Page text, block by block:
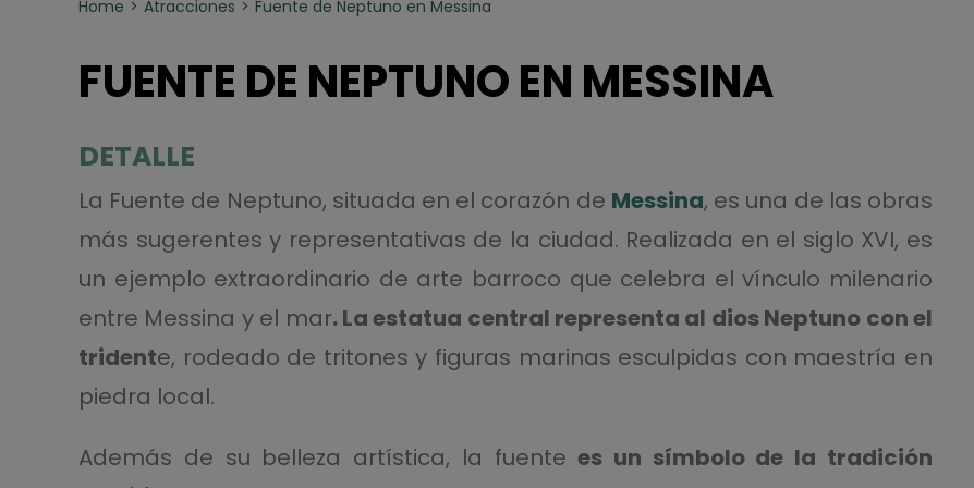
Home Atracciones Fuente de Neptuno en Messina
FUENTE DE NEPTUNO EN MESSINA
DETALLE
La Fuente de Neptuno, situada en el corazón de Messina, es una de las obras
más sugerentes y representativas de la ciudad. Realizada en el siglo XVI, es
un ejemplo extraordinario de arte barroco que celebra el vínculo milenario
entre Messina y el mar. La estatua central representa al dios Neptuno con el
tridente, rodeado de tritones y figuras marinas esculpidas con maestría en
piedra local.
Además de su belleza artística, la fuente es un símbolo de la tradición